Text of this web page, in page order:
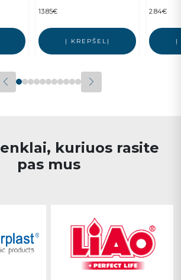
13.85€
Į KREPŠELĮ
2.84€
Į
kuriuos rasite
pas mus